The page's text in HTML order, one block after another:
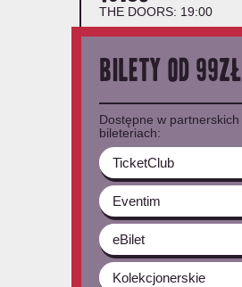
THE DOORS: 19:00
Bilety od 99zł
Dostępne w partnerskich
bileteriach:
TicketClub
Eventim
eBilet
Kolekcjonerskie